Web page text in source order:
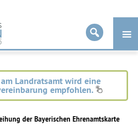
Landratsamt wird eine
empfohlen.
der Bayerischen Ehrenamtskarte